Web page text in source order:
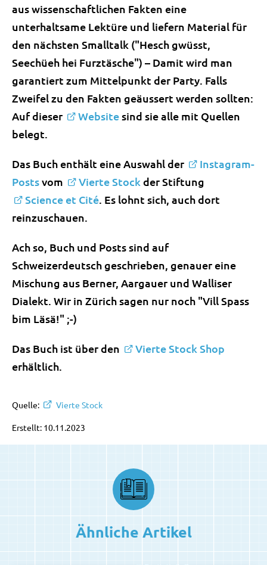
aus wissenschaftlichen Fakten eine
unterhaltsame Lektüre und liefern Material für
den nächsten Smalltalk ("Hesch gwüsst,
Seechüeh hei Furztäsche") – Damit wird man
garantiert zum Mittelpunkt der Party. Falls
Zweifel zu den Fakten geäussert werden sollten:
Auf dieser
Website sind sie alle mit Quellen
belegt.
Das Buch enthält eine Auswahl der
Instagram-
Postsvom Vierte Stockder Stiftung
Science et Cité . Es lohnt sich, auch dort
reinzuschauen.
Ach so, Buch und Posts sind auf
Schweizerdeutsch geschrieben, genauer eine
Mischung aus Berner, Aargauer und Walliser
Dialekt. Wir in Zürich sagen nur noch "Vill Spass
bim Läsä!" ;-)
Das Buch ist über den
Vierte Stock Shop
erhältlich.
Quelle: Vierte Stock
Erstellt: 10.11.2023
Ähnliche Artikel